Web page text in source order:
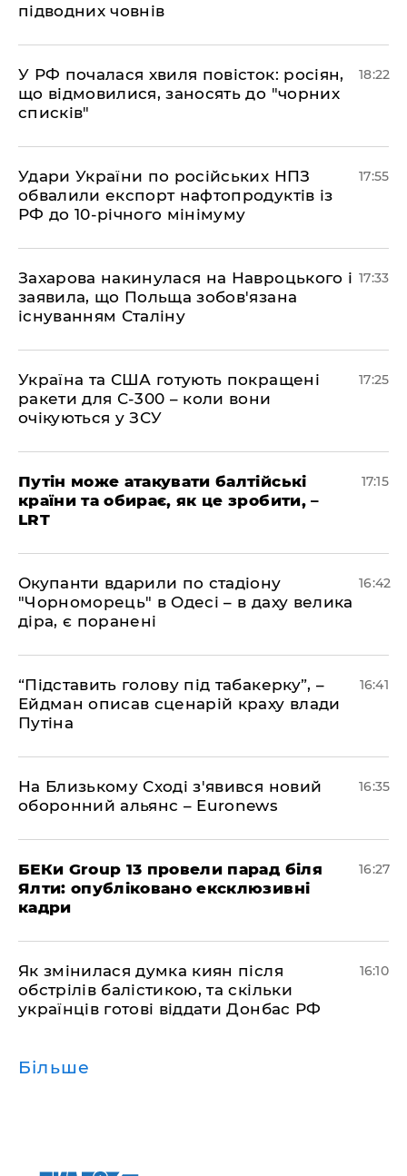
підводних човнів
​У РФ почалася хвиля повісток: росіян,
що відмовилися, заносять до "чорних
списків"
18:22
​Удари України по російських НПЗ
обвалили експорт нафтопродуктів із
РФ до 10-річного мінімуму
17:55
​Захарова накинулася на Навроцького і
заявила, що Польща зобов'язана
існуванням Сталіну
17:33
​Україна та США готують покращені
ракети для С-300 – коли вони
очікуються у ЗСУ
17:25
​Путін може атакувати балтійські
країни та обирає, як це зробити, –
LRT
17:15
​Окупанти вдарили по стадіону
"Чорноморець" в Одесі – в даху велика
діра, є поранені
16:42
​“Підставить голову під табакерку”, –
Ейдман описав сценарій краху влади
Путіна
16:41
На Близькому Сході з'явився новий
оборонний альянс – Euronews
16:35
БЕКи Group 13 провели парад біля
Ялти: опубліковано ексклюзивні
кадри
16:27
Як змінилася думка киян після
обстрілів балістикою, та скільки
українців готові віддати Донбас РФ
16:10
Більше